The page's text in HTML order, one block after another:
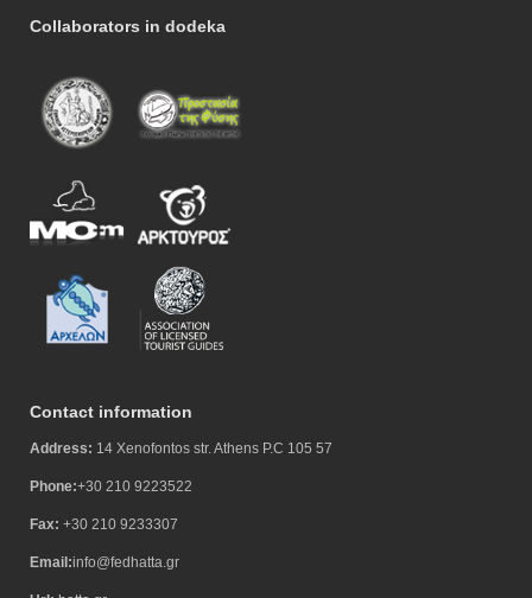
Collaborators in dodeka
Contact information
Address: 14 Xenofontos str. Athens P.C 105 57
Phone:+30 210 9223522
Fax: +30 210 9233307
Email:info@fedhatta.gr